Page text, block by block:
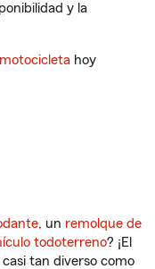
y la
hoy
, un remolque de
todoterreno? ¡El
tan diverso como